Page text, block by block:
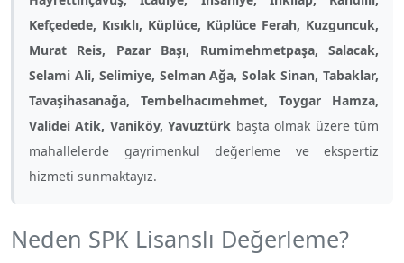
Kefçedede, Kısıklı, Küplüce, Küplüce Ferah, Kuzguncuk,
Murat Reis, Pazar Başı, Rumimehmetpaşa, Salacak,
Selami Ali, Selimiye, Selman Ağa, Solak Sinan, Tabaklar,
Tavaşihasanağa, Tembelhacımehmet, Toygar Hamza,
Validei Atik, Vaniköy, Yavuztürk başta olmak üzere tüm
mahallelerde gayrimenkul değerleme ve ekspertiz
hizmeti sunmaktayız.
Neden SPK Lisanslı Değerleme?